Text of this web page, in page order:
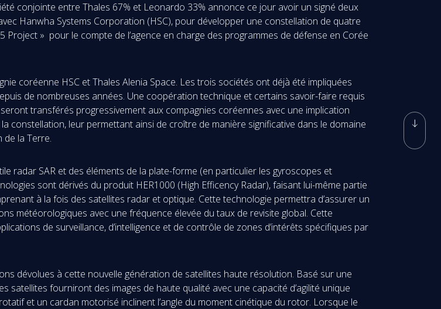
conjointe entre Thales 67% et Leonardo 33% annonce ce jour avoir un signé deux
Hanwha Systems Corporation (HSC), pour développer une constellation de quatre
» pour le compte de l’agence en charge des programmes de défense en Corée
coréenne HSC et Thales Alenia Space. Les trois sociétés ont déjà été impliquées
de nombreuses années. Une coopération technique et certains savoir-faire requis
transférés progressivement aux compagnies coréennes avec une implication
constellation, leur permettant ainsi de croître de manière significative dans le domaine
de la Terre.
radar SAR et des éléments de la plate-forme (en particulier les gyroscopes et
sont dérivés du produit HER1000 (High Efficency Radar), faisant lui-même partie
à la fois des satellites radar et optique. Cette technologie permettra d’assurer un
météorologiques avec une fréquence élevée du taux de revisite global. Cette
de surveillance, d’intelligence et de contrôle de zones d’intérêts spécifiques par
dévolues à cette nouvelle génération de satellites haute résolution. Basé sur une
satellites fourniront des images de haute qualité avec une capacité d’agilité unique
et un cardan motorisé inclinent l’angle du moment cinétique du rotor. Lorsque le